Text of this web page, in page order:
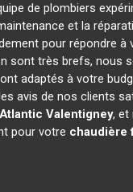
de plombiers
et la
pour répondre à
sont très brefs, nous
adaptés à votre
avis de nos clients
Valentigney, et
pour votre chaudière